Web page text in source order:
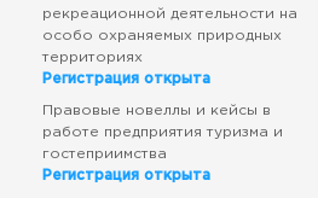
рекреационной деятельности на
особо охраняемых природных
территориях
Регистрация открыта
Правовые новеллы и кейсы в
работе предприятия туризма и
гостеприимства
Регистрация открыта